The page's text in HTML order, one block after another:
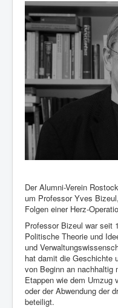
Angebote
Mitgliederbereich
Mitglied werden!
Kontakt und Impressum
Der Alumni-Verein
um Professor Yves
Folgen einer Herz-
Professor Bizeul war seit
Politische Theorie und
und
hat damit die Geschichte
von Beginn an nachhaltig
Etappen wie dem Umzug
oder der Abwendung der
beteiligt.